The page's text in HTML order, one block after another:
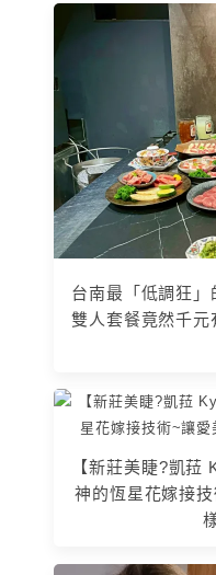
台南最「低調狂」
雙人套餐竟然千
【新莊美睫?凱菈
神的恆星花嫁接